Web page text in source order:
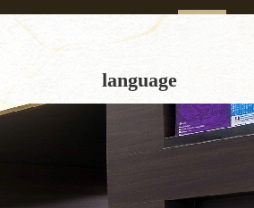
language